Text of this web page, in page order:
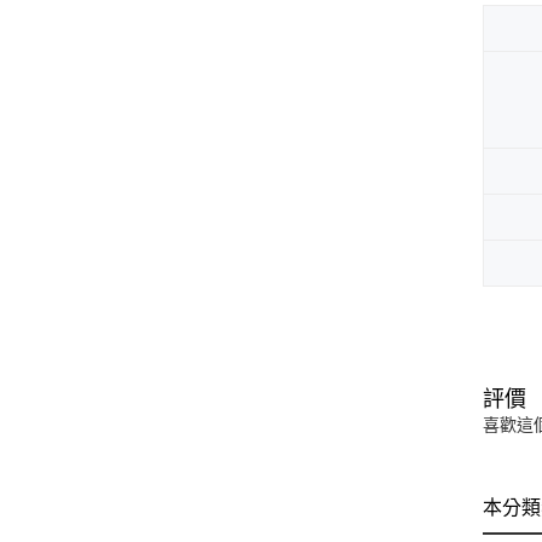
評價
喜歡這
本分